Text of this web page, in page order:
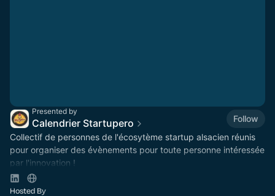
Presented by
Calendrier Startupero
Follow
Collectif de personnes de l'écosytème startup alsacien réunis
pour organiser des évènements pour toute personne intéressée
par l'innovation !
Rejoignez nous ! :
Hosted By